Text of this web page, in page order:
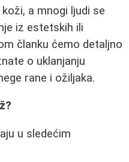
a mnogi ljudi se
iz estetskih ili
članku ćemo detaljno
o uklanjanju
rane i ožiljaka.
u sledećim